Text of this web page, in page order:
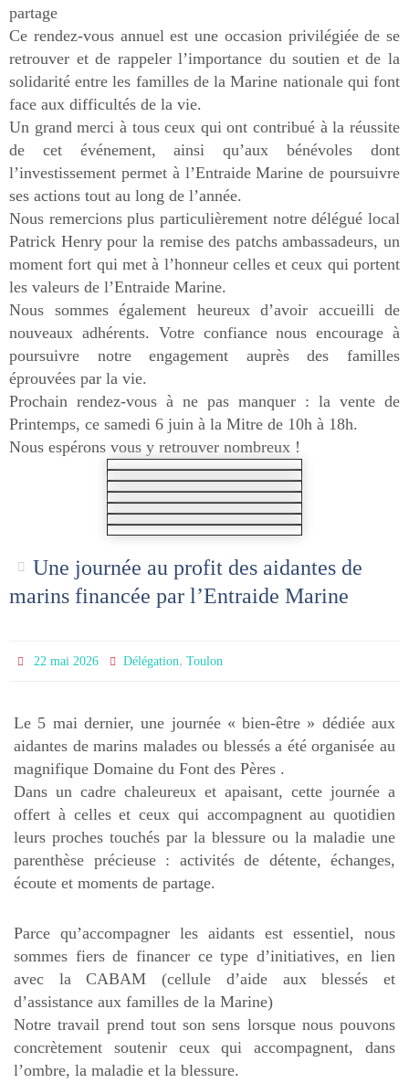
partage
Ce rendez-vous annuel est une occasion privilégiée de se
retrouver et de rappeler l’importance du soutien et de la
solidarité entre les familles de la Marine nationale qui font
face aux difficultés de la vie.
Un grand merci à tous ceux qui ont contribué à la réussite
de cet événement, ainsi qu’aux bénévoles dont
l’investissement permet à l’Entraide Marine de poursuivre
ses actions tout au long de l’année.
Nous remercions plus particulièrement notre délégué local
Patrick Henry pour la remise des patchs ambassadeurs, un
moment fort qui met à l’honneur celles et ceux qui portent
les valeurs de l’Entraide Marine.
Nous sommes également heureux d’avoir accueilli de
nouveaux adhérents. Votre confiance nous encourage à
poursuivre notre engagement auprès des familles
éprouvées par la vie.
Prochain rendez-vous à ne pas manquer : la vente de
Printemps, ce samedi 6 juin à la Mitre de 10h à 18h.
Nous espérons vous y retrouver nombreux !
Une journée au profit des aidantes de
marins financée par l’Entraide Marine
22 mai 2026 Délégation, Toulon
Le 5 mai dernier, une journée « bien-être » dédiée aux
aidantes de marins malades ou blessés a été organisée au
magnifique Domaine du Font des Pères .
Dans un cadre chaleureux et apaisant, cette journée a
offert à celles et ceux qui accompagnent au quotidien
leurs proches touchés par la blessure ou la maladie une
parenthèse précieuse : activités de détente, échanges,
écoute et moments de partage.
Parce qu’accompagner les aidants est essentiel, nous
sommes fiers de financer ce type d’initiatives, en lien
avec la CABAM (cellule d’aide aux blessés et
d’assistance aux familles de la Marine)
Notre travail prend tout son sens lorsque nous pouvons
concrètement soutenir ceux qui accompagnent, dans
l’ombre, la maladie et la blessure.